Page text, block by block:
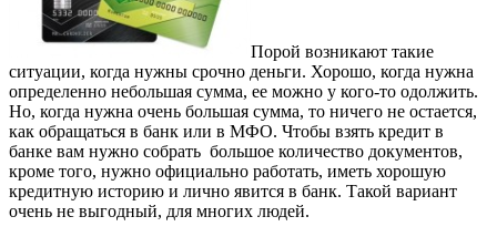
Порой возникают такие
ситуации, когда нужны срочно деньги. Хорошо, когда нужна
определенно небольшая сумма, ее можно у кого-то одолжить.
Но, когда нужна очень большая сумма, то ничего не остается,
как обращаться в банк или в МФО. Чтобы взять кредит в
банке вам нужно собрать большое количество документов,
кроме того, нужно официально работать, иметь хорошую
кредитную историю и лично явится в банк. Такой вариант
очень не выгодный, для многих людей.